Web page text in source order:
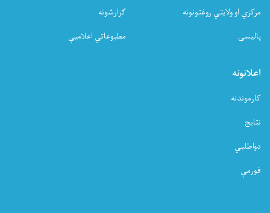
مرکزي او ولایتي روغتونونه
پالیسۍ
ګزارشونه
مطبوعاتي اعلامیې
اعلانونه
کارموندنه
نتایج
دواطلبي
فورمې